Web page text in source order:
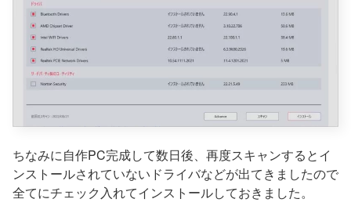
ちなみに自作PC完成して数日後、再度スキャンするとイ
ンストールされていないドライバなどが出てきましたので
全てにチェック入れてインストールしておきました。